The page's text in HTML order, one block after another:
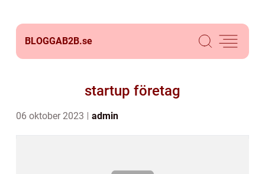
BLOGGAB2B.se
startup företag
06 oktober 2023 admin